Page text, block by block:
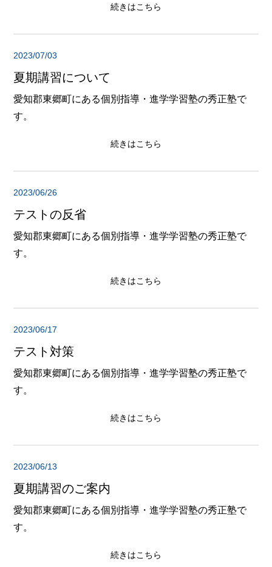
続きはこちら
2023/07/03
夏期講習について
愛知郡東郷町にある個別指導・進学学習塾の秀正塾で
す。
続きはこちら
2023/06/26
テストの反省
愛知郡東郷町にある個別指導・進学学習塾の秀正塾で
す。
続きはこちら
2023/06/17
テスト対策
愛知郡東郷町にある個別指導・進学学習塾の秀正塾で
す。
続きはこちら
2023/06/13
夏期講習のご案内
愛知郡東郷町にある個別指導・進学学習塾の秀正塾で
す。
続きはこちら